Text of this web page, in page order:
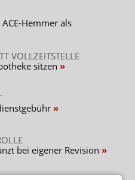
Hemmer als
VOLLZEITSTELLE
sitzen
bei eigener Revision